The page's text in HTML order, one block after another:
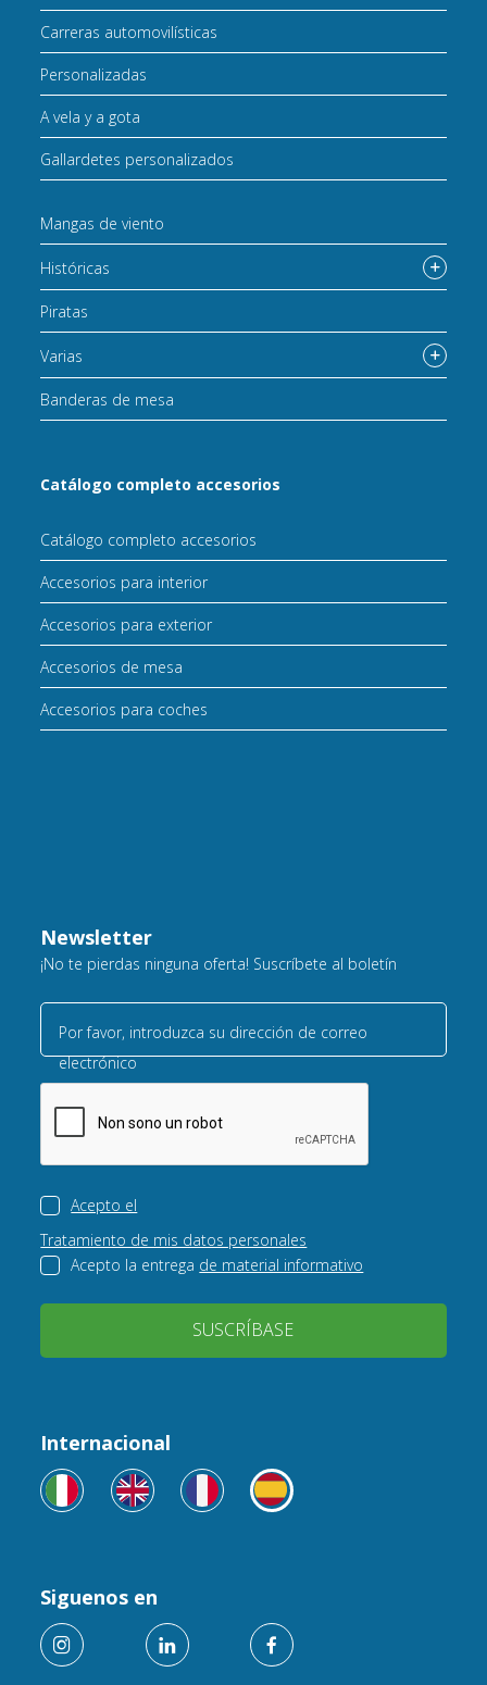
Carreras automovilísticas
Personalizadas
A vela y a gota
Gallardetes personalizados
Mangas de viento
Históricas
Piratas
Varias
Banderas de mesa
Catálogo completo accesorios
Catálogo completo accesorios
Accesorios para interior
Accesorios para exterior
Accesorios de mesa
Accesorios para coches
Newsletter
¡No te pierdas ninguna oferta! Suscríbete al boletín
Por favor, introduzca su dirección de correo
electrónico
Acepto el
Tratamiento de mis datos personales
Acepto la entrega de material informativo
SUSCRÍBASE
Internacional
Siguenos en